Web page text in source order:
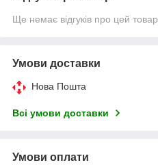
Ще немає відгуків про цей товар
Умови доставки
Нова Пошта
Всі умови доставки
Умови оплати